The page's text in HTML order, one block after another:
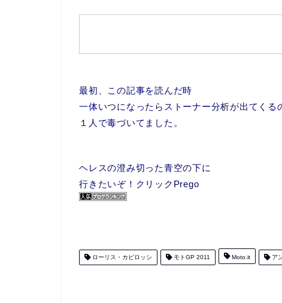
最初、この記事を読んだ時
一体いつになったらストーナー分析が出てくる
１人で毒づいてました。
ヘレスの澄み切った青空の下に
行きたいぞ！クリックPrego
ローリス・カピロッシ モトGP 2011 Moto.it ア